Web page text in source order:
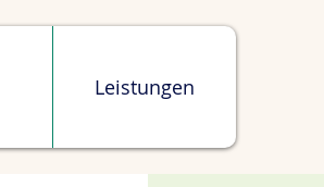
Leistungen